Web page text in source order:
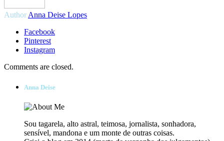
Author Anna Deise Lopes
Facebook
Pinterest
Instagram
Comments are closed.
Anna Deise
Sou tagarela, alto astral, teimosa, jornalista, sonhadora,
sensível, mandona e um monte de outras coisas.